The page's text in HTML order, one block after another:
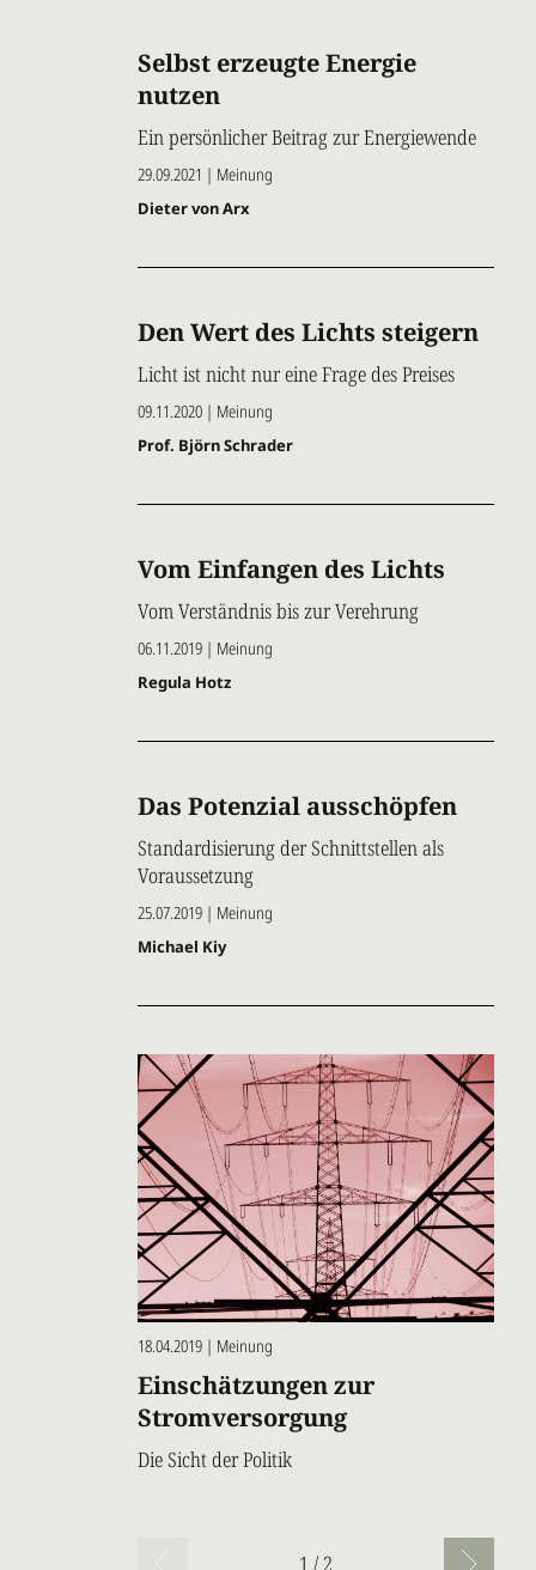
Selbst erzeugte Energie
nutzen
Ein persönlicher Beitrag zur Energiewende
29.09.2021 | Meinung
Dieter von Arx
Den Wert des Lichts steigern
Licht ist nicht nur eine Frage des Preises
09.11.2020 | Meinung
Prof. Björn Schrader
Vom Einfangen des Lichts
Vom Verständnis bis zur Verehrung
06.11.2019 | Meinung
Regula Hotz
Das Potenzial ausschöpfen
Standardisierung der Schnittstellen als
Voraussetzung
25.07.2019 | Meinung
Michael Kiy
18.04.2019 | Meinung
Einschätzungen zur
Stromversorgung
Die Sicht der Politik
Seitennummerierung
1 / 2